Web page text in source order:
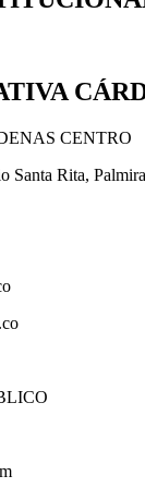
CENTRO
Rita,